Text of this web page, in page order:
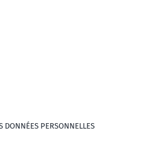
DONNÉES PERSONNELLES